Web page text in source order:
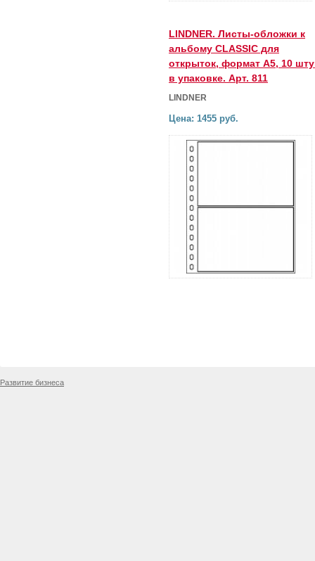
LINDNER. Листы-обложки к
альбому CLASSIC для
открыток, формат А5, 10
в упаковке. Арт. 811
LINDNER
Цена: 1455 руб.
Развитие бизнеса